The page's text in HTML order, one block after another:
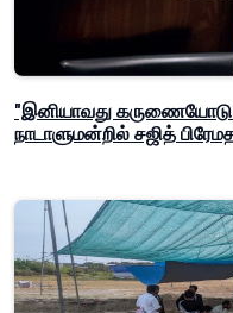
"இனியாவது கருணையோடு
நாடாளுமன்றில் சஜித்